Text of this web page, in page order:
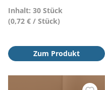
Inhalt: 30 Stück
(0,72 € / Stück)
Zum Produkt